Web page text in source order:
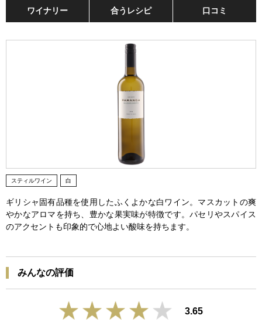
ワイナリー 合うレシピ 口コミ
スティルワイン 白
ギリシャ固有品種を使用したふくよかな白ワイン。マスカットの爽
やかなアロマを持ち、豊かな果実味が特徴です。パセリやスパイス
のアクセントも印象的で心地よい酸味を持ちます。
みんなの評価
3.65